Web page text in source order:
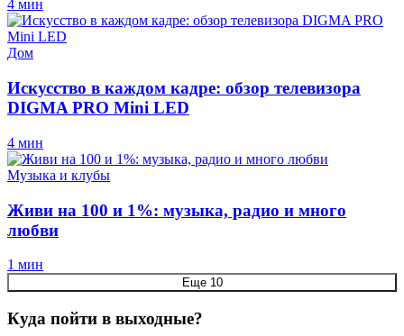
4 мин
Дом
Искусство в каждом кадре: обзор телевизора
DIGMA PRO Mini LED
4 мин
Музыка и клубы
Живи на 100 и 1%: музыка, радио и много
любви
1 мин
Еще 10
Куда пойти в выходные?